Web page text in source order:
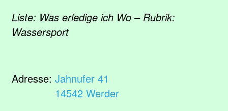
Liste: Was erledige ich Wo – Rubrik:
Wassersport
Adresse: Jahnufer 41
14542 Werder